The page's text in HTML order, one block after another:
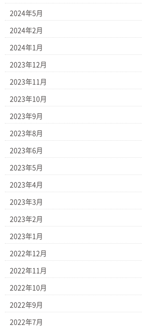
2024年5月
2024年2月
2024年1月
2023年12月
2023年11月
2023年10月
2023年9月
2023年8月
2023年6月
2023年5月
2023年4月
2023年3月
2023年2月
2023年1月
2022年12月
2022年11月
2022年10月
2022年9月
2022年7月